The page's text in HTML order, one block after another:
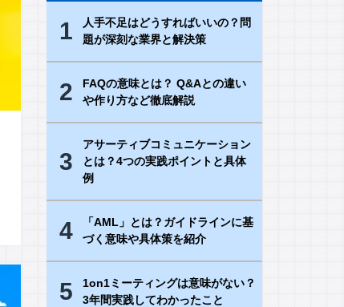
1
人手不足はどうすればいいの？問
題が深刻な業界と解決策
2
FAQの意味とは？ Q&Aとの違い
や作り方など徹底解説
3
アサーティブコミュニケーション
とは？4つの実践ポイントと具体
例
4
「AML」とは？ガイドラインに基
づく意味や具体策を紹介
5
1on1ミーティングは意味がない？
3年間実践してわかったこと